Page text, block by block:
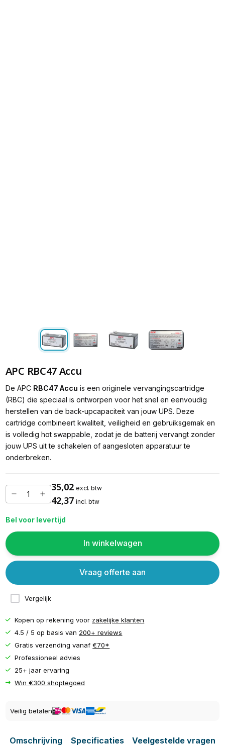
APC RBC47 Accu
De APC RBC47 Accu is een originele vervangingscartridge
(RBC) die speciaal is ontworpen voor het snel en eenvoudig
herstellen van de back-upcapaciteit van jouw UPS. Deze
cartridge combineert kwaliteit, veiligheid en gebruiksgemak en
is volledig hot swappable, zodat je de batterij vervangt zonder
jouw UPS uit te schakelen of aangesloten apparatuur te
onderbreken.
35,02 excl. btw
42,37 incl. btw
Bel voor levertijd
In winkelwagen
Vergelijk
Vraag offerte aan
Kopen op rekening voor zakelijke klanten
4.5 / 5 op basis van 200+ reviews
Gratis verzending vanaf€70*
Professioneel advies
25+ jaar ervaring
Win €300 shoptegoed
Veilig betalen
Omschrijving Specificaties Veelgestelde vragen